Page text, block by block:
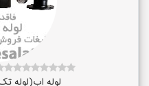
لوله اب(لوله تک